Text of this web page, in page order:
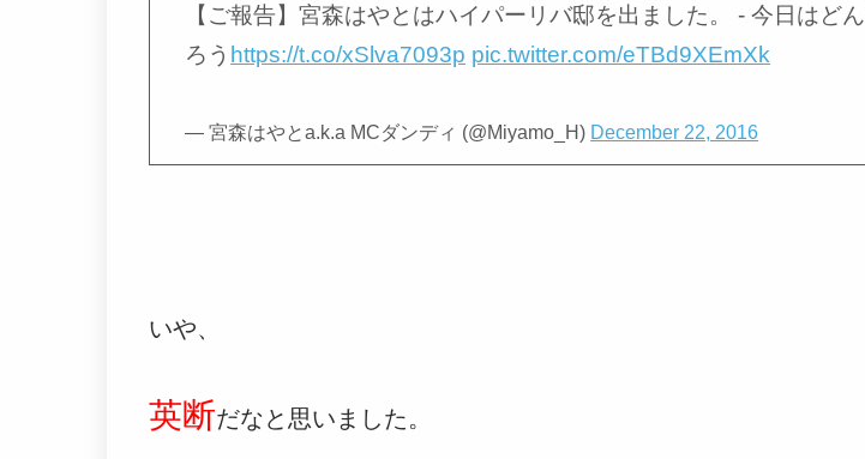
【ご報告】宮森はやとはハイパーリバ邸を出ました。 - 今日はど
ろう https://t.co/xSlva7093p pic.twitter.com/eTBd9XEmXk
— 宮森はやとa.k.a MCダンディ (@Miyamo_H) December 22, 2016
いや、
英断だなと思いました。